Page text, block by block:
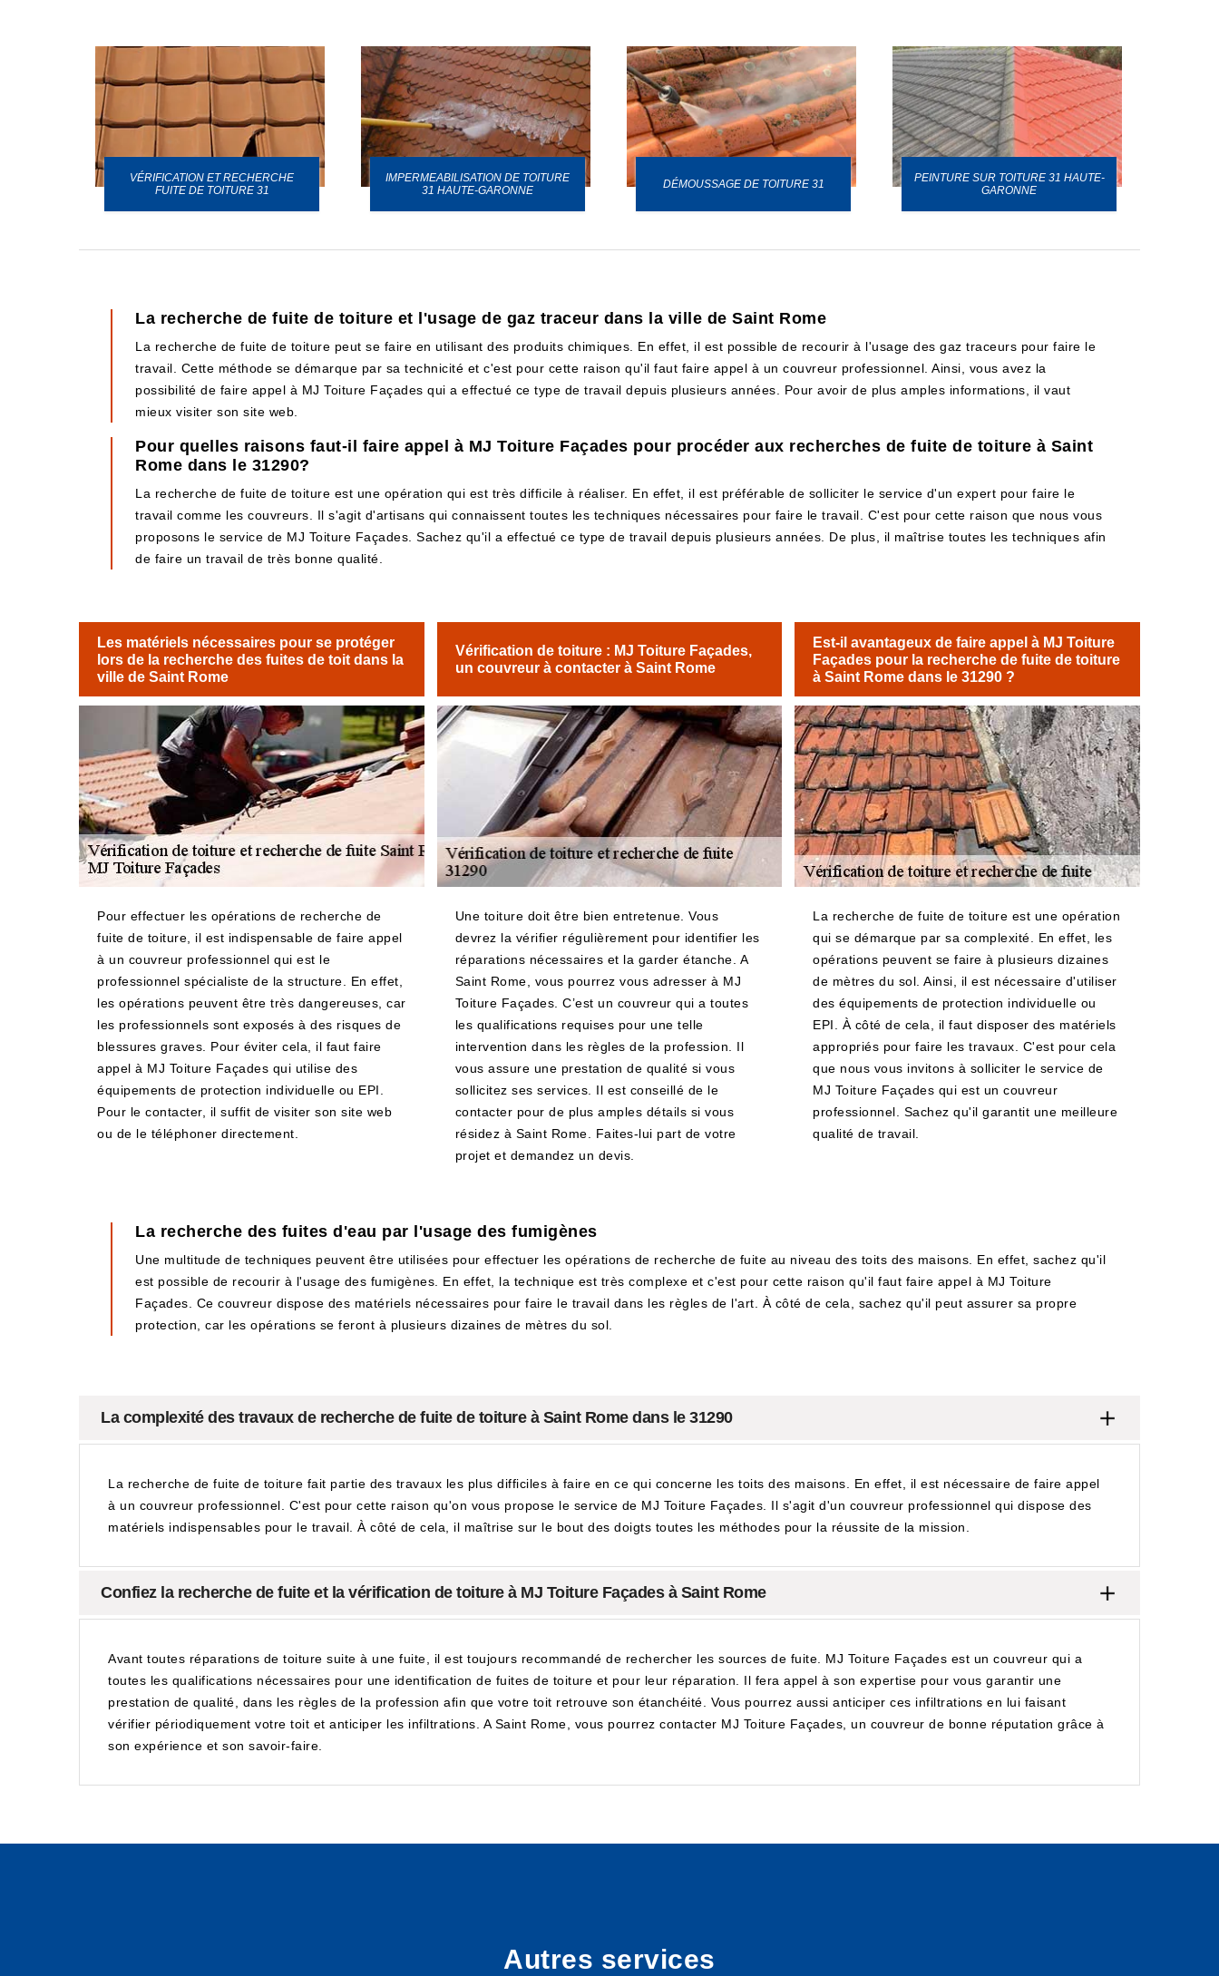
VÉRIFICATION ET RECHERCHE
FUITE DE TOITURE 31
IMPERMEABILISATION DE TOITURE
31 HAUTE-GARONNE
DÉMOUSSAGE DE TOITURE 31
PEINTURE SUR TOITURE 31 HAUTE-
GARONNE
La recherche de fuite de toiture et l'usage de gaz traceur dans la ville de Saint Rome
La recherche de fuite de toiture peut se faire en utilisant des produits chimiques. En effet, il est possible de recourir à l'usage des gaz traceurs pour faire le
travail. Cette méthode se démarque par sa technicité et c'est pour cette raison qu'il faut faire appel à un couvreur professionnel. Ainsi, vous avez la
possibilité de faire appel à MJ Toiture Façades qui a effectué ce type de travail depuis plusieurs années. Pour avoir de plus amples informations, il vaut
mieux visiter son site web.
Pour quelles raisons faut-il faire appel à MJ Toiture Façades pour procéder aux recherches de fuite de toiture à Saint
Rome dans le 31290?
La recherche de fuite de toiture est une opération qui est très difficile à réaliser. En effet, il est préférable de solliciter le service d'un expert pour faire le
travail comme les couvreurs. Il s'agit d'artisans qui connaissent toutes les techniques nécessaires pour faire le travail. C'est pour cette raison que nous vous
proposons le service de MJ Toiture Façades. Sachez qu'il a effectué ce type de travail depuis plusieurs années. De plus, il maîtrise toutes les techniques afin
de faire un travail de très bonne qualité.
Les matériels nécessaires pour se protéger
lors de la recherche des fuites de toit dans la
ville de Saint Rome
Pour effectuer les opérations de recherche de
fuite de toiture, il est indispensable de faire appel
à un couvreur professionnel qui est le
professionnel spécialiste de la structure. En effet,
les opérations peuvent être très dangereuses, car
les professionnels sont exposés à des risques de
blessures graves. Pour éviter cela, il faut faire
appel à MJ Toiture Façades qui utilise des
équipements de protection individuelle ou EPI.
Pour le contacter, il suffit de visiter son site web
ou de le téléphoner directement.
Vérification de toiture : MJ Toiture Façades,
un couvreur à contacter à Saint Rome
Une toiture doit être bien entretenue. Vous
devrez la vérifier régulièrement pour identifier les
réparations nécessaires et la garder étanche. A
Saint Rome, vous pourrez vous adresser à MJ
Toiture Façades. C’est un couvreur qui a toutes
les qualifications requises pour une telle
intervention dans les règles de la profession. Il
vous assure une prestation de qualité si vous
sollicitez ses services. Il est conseillé de le
contacter pour de plus amples détails si vous
résidez à Saint Rome. Faites-lui part de votre
projet et demandez un devis.
Est-il avantageux de faire appel à MJ Toiture
Façades pour la recherche de fuite de toiture
à Saint Rome dans le 31290 ?
La recherche de fuite de toiture est une opération
qui se démarque par sa complexité. En effet, les
opérations peuvent se faire à plusieurs dizaines
de mètres du sol. Ainsi, il est nécessaire d'utiliser
des équipements de protection individuelle ou
EPI. À côté de cela, il faut disposer des matériels
appropriés pour faire les travaux. C'est pour cela
que nous vous invitons à solliciter le service de
MJ Toiture Façades qui est un couvreur
professionnel. Sachez qu'il garantit une meilleure
qualité de travail.
La recherche des fuites d'eau par l'usage des fumigènes
Une multitude de techniques peuvent être utilisées pour effectuer les opérations de recherche de fuite au niveau des toits des maisons. En effet, sachez qu'il
est possible de recourir à l'usage des fumigènes. En effet, la technique est très complexe et c'est pour cette raison qu'il faut faire appel à MJ Toiture
Façades. Ce couvreur dispose des matériels nécessaires pour faire le travail dans les règles de l'art. À côté de cela, sachez qu'il peut assurer sa propre
protection, car les opérations se feront à plusieurs dizaines de mètres du sol.
La complexité des travaux de recherche de fuite de toiture à Saint Rome dans le 31290
La recherche de fuite de toiture fait partie des travaux les plus difficiles à faire en ce qui concerne les toits des maisons. En effet, il est nécessaire de faire appel
à un couvreur professionnel. C'est pour cette raison qu'on vous propose le service de MJ Toiture Façades. Il s'agit d'un couvreur professionnel qui dispose des
matériels indispensables pour le travail. À côté de cela, il maîtrise sur le bout des doigts toutes les méthodes pour la réussite de la mission.
Confiez la recherche de fuite et la vérification de toiture à MJ Toiture Façades à Saint Rome
Avant toutes réparations de toiture suite à une fuite, il est toujours recommandé de rechercher les sources de fuite. MJ Toiture Façades est un couvreur qui a
toutes les qualifications nécessaires pour une identification de fuites de toiture et pour leur réparation. Il fera appel à son expertise pour vous garantir une
prestation de qualité, dans les règles de la profession afin que votre toit retrouve son étanchéité. Vous pourrez aussi anticiper ces infiltrations en lui faisant
vérifier périodiquement votre toit et anticiper les infiltrations. A Saint Rome, vous pourrez contacter MJ Toiture Façades, un couvreur de bonne réputation grâce à
son expérience et son savoir-faire.
Autres services